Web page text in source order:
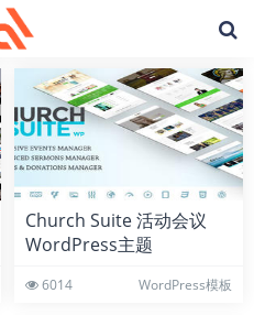
Church Suite 活动会议
WordPress主题
6014 WordPress模板